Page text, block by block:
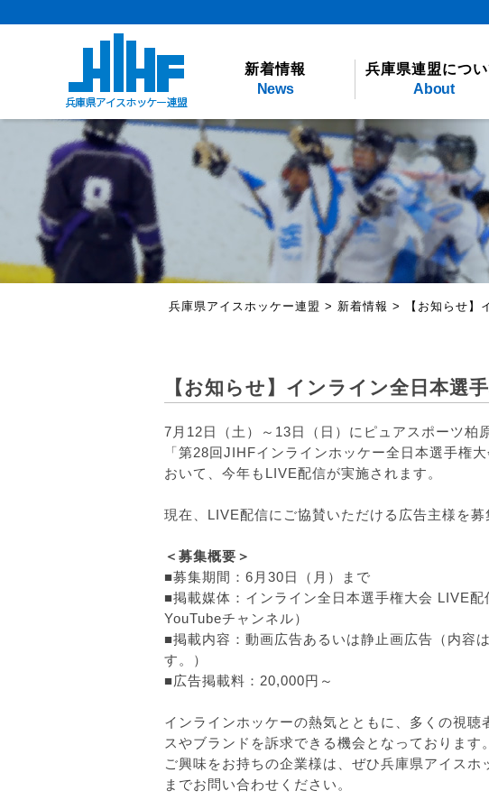
新着情報
News
兵庫県連盟につ
About
兵庫県アイスホッケー連盟 > 新着情報 > 【お知らせ
【お知らせ】インライン全日本選
7月12日（土）～13日（日） にピュアスポーツ柏
「第28回JIHFインラインホッケー全日本選手権大
おいて、今年もLIVE配信が実施されます。
現在、 LIVE配信にご協賛いただける広告主様を募
＜募集概要＞
■募集期間：6月30日（月）まで
■掲載媒体：インライン全日本選手権大会 LIVE配
YouTubeチャンネル）
■掲載内容：動画広告あるいは静止画広告（ 内容
す。）
■広告掲載料：20,000円～
インラインホッケーの熱気とともに、 多くの視聴
スやブランドを訴求できる機会となっております。
ご興味をお持ちの企業様は、 ぜひ兵庫県アイスホ
までお問い合わせください。